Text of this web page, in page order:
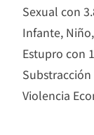
Sexual con
Infante,
Estupro con
Violencia